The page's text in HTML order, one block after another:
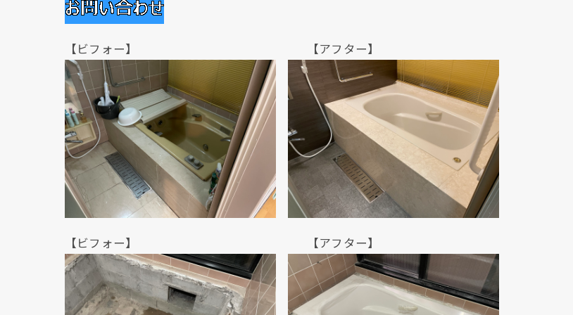
【ビフォー】 【アフター】
【ビフォー】 【アフター】
クリックでチラシのページにジャンプします
クリックでチラシのページにジャンプします